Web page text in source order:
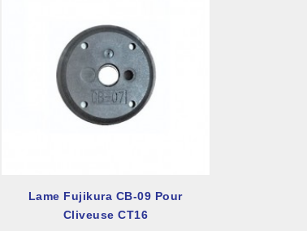
Lame Fujikura CB-09 Pour
Cliveuse CT16